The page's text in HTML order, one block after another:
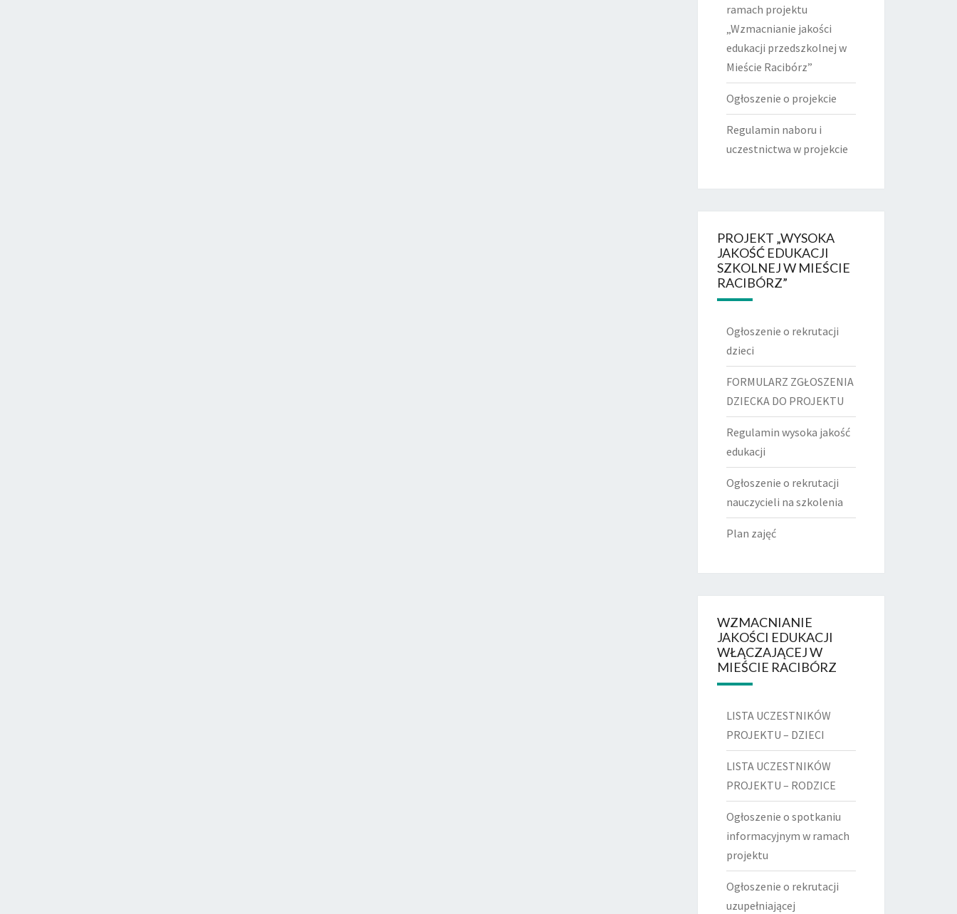
ramach projektu
„Wzmacnianie jakości
edukacji przedszkolnej w
Mieście Racibórz”
Ogłoszenie o projekcie
Regulamin naboru i
uczestnictwa w projekcie
PROJEKT „WYSOKA
JAKOŚĆ EDUKACJI
SZKOLNEJ W MIEŚCIE
RACIBÓRZ”
Ogłoszenie o rekrutacji
dzieci
FORMULARZ ZGŁOSZENIA
DZIECKA DO PROJEKTU
Regulamin wysoka jakość
edukacji
Ogłoszenie o rekrutacji
nauczycieli na szkolenia
Plan zajęć
WZMACNIANIE
JAKOŚCI EDUKACJI
WŁĄCZAJĄCEJ W
MIEŚCIE RACIBÓRZ
LISTA UCZESTNIKÓW
PROJEKTU – DZIECI
LISTA UCZESTNIKÓW
PROJEKTU – RODZICE
Ogłoszenie o spotkaniu
informacyjnym w ramach
projektu
Ogłoszenie o rekrutacji
uzupełniającej